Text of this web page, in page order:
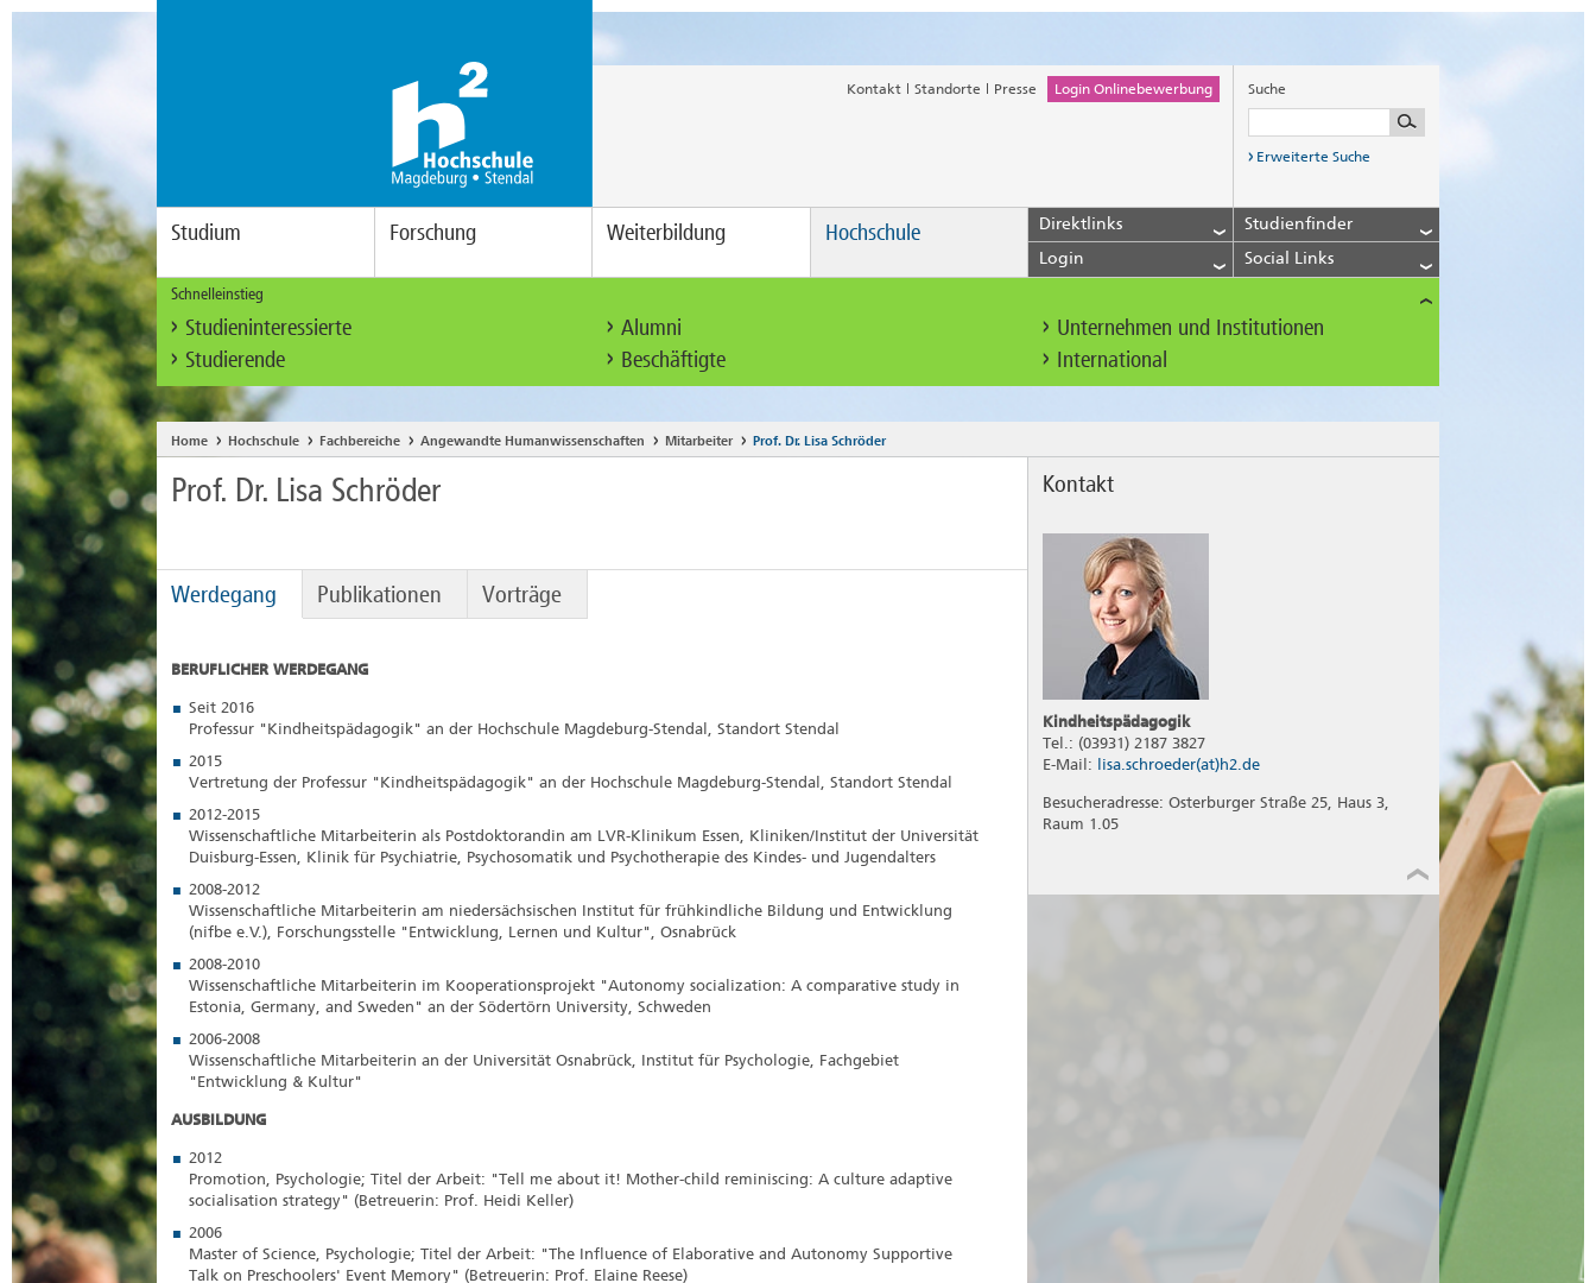
Kontakt Standorte Presse Login Onlinebewerbung Suche
Erweiterte Suche
Studium Forschung Weiterbildung Hochschule Direktlinks
Studienfinder
Login
Social Links
Schnelleinstieg
Studieninteressierte Alumni
Unternehmen und Institutionen
Studierende
Beschäftigte International
Home Hochschule Fachbereiche Angewandte Humanwissenschaften Mitarbeiter Prof. Dr. Lisa Schröder
Prof. Dr. Lisa Schröder
Werdegang Publikationen Vorträge
BERUFLICHER WERDEGANG
Seit 2016
Professur "Kindheitspädagogik" an der Hochschule Magdeburg-Stendal, Standort Stendal
2015
Vertretung der Professur "Kindheitspädagogik" an der Hochschule Magdeburg-Stendal, Standort Stendal
2012-2015
Wissenschaftliche Mitarbeiterin als Postdoktorandin am LVR-Klinikum Essen, Kliniken/Institut der Universität
Duisburg-Essen, Klinik für Psychiatrie, Psychosomatik und Psychotherapie des Kindes- und Jugendalters
2008-2012
Wissenschaftliche Mitarbeiterin am niedersächsischen Institut für frühkindliche Bildung und Entwicklung
(nifbe e.V.), Forschungsstelle "Entwicklung, Lernen und Kultur", Osnabrück
2008-2010
Wissenschaftliche Mitarbeiterin im Kooperationsprojekt "Autonomy socialization: A comparative study in
Estonia, Germany, and Sweden" an der Södertörn University, Schweden
2006-2008
Wissenschaftliche Mitarbeiterin an der Universität Osnabrück, Institut für Psychologie, Fachgebiet
"Entwicklung & Kultur"
AUSBILDUNG
2012
Promotion, Psychologie; Titel der Arbeit: "Tell me about it! Mother-child reminiscing: A culture adaptive
socialisation strategy" (Betreuerin: Prof. Heidi Keller)
2006
Master of Science, Psychologie; Titel der Arbeit: "The Influence of Elaborative and Autonomy Supportive
Talk on Preschoolers' Event Memory" (Betreuerin: Prof. Elaine Reese)
Kontakt
Kindheitspädagogik
Tel.: (03931) 2187 3827
E-Mail:
lisa.schroeder(at)h2.de
Besucheradresse: Osterburger Straße 25, Haus 3,
Raum 1.05